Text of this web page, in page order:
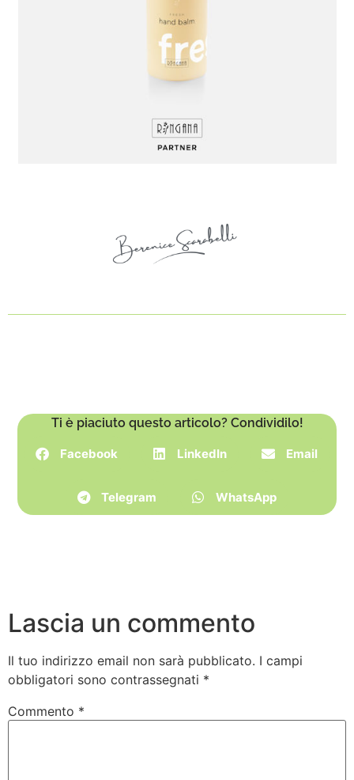
Ti è piaciuto questo articolo? Condividilo!
Facebook LinkedIn Email
Telegram WhatsApp
Lascia un commento
Il tuo indirizzo email non sarà pubblicato. I campi
obbligatori sono contrassegnati *
Commento *